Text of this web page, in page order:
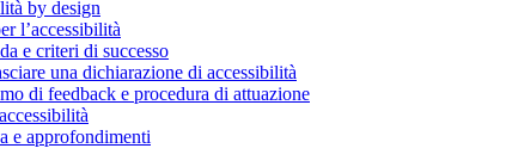
by design
l’accessibilità
e criteri di successo
una dichiarazione di accessibilità
di feedback e procedura di attuazione
e approfondimenti